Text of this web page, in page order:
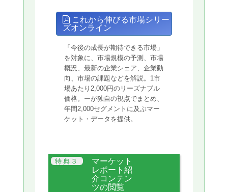
これから伸びる市場シリー
ズオンライン
「今後の成長が期待できる市場」
を対象に、市場規模の予測、市場
概況、最新の企業シェア、企業動
向、市場の課題などを解説。1市
場あたり2,000円のリーズナブル
価格。ーが独自の視点でまとめ、
年間2,000セグメントに及ぶマー
ケット・データを提供。
マーケット
レポート紹
介コンテン
ツの閲覧